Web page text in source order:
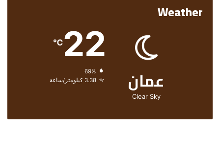
Weather
عمان
Clear Sky
22
℃
الرطوبة:
الرياح:3.38 كيلومتر/ساعة